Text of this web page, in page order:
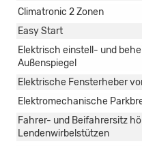
Climatronic 2 Zonen
Easy Start
Elektrisch einstell- und
Außenspiegel
Elektrische Fensterheber
Elektromechanische
Fahrer- und Beifahrersitz
Lendenwirbelstützen